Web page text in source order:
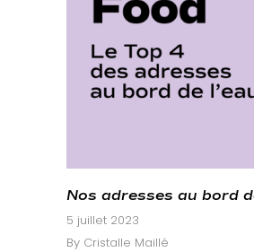
Nos adresses au bord
5 juillet 2023
By Cristalle Maillé